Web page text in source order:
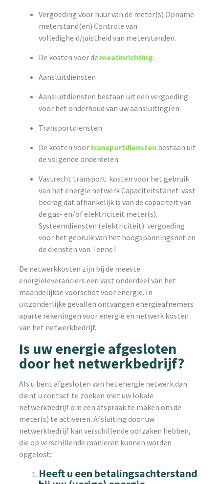
Vergoeding voor huur van de meter(s) Opname
meterstand(en) Controle van
volledigheid/juistheid van meterstanden.
De kosten voor de meetinrichting.
Aansluitdiensten
Aansluitdiensten bestaan uit een vergoeding
voor het onderhoud van uw aansluiting(en
Transportdiensten
De kosten voor transportdiensten bestaan uit
de volgende onderdelen:
Vastrecht transport: kosten voor het gebruik
van het energie netwerk Capaciteitstarief: vast
bedrag dat afhankelijk is van de capaciteit van
de gas- en/of elektriciteit meter(s).
Systeemdiensten (elektriciteit): vergoeding
voor het gebruik van het hoogspanningsnet en
de diensten van TenneT
De netwerkkosten zijn bij de meeste
energieleveranciers een vast onderdeel van het
maandelijkse voorschot voor energie. In
uitzonderlijke gevallen ontvangen energieafnemers
aparte rekeningen voor energie en netwerk kosten
van het netwerkbedrijf.
Is uw energie afgesloten
door het netwerkbedrijf?
Als u bent afgesloten van het energie netwerk dan
dient u contact te zoeken met uw lokale
netwerkbedrijf om een afspraak te maken om de
meter(s) te activeren. Afsluiting door uw
netwerkbedrijf kan verschillende oorzaken hebben,
die op verschillende manieren kunnen worden
opgelost:
Heeft u een betalingsachterstand